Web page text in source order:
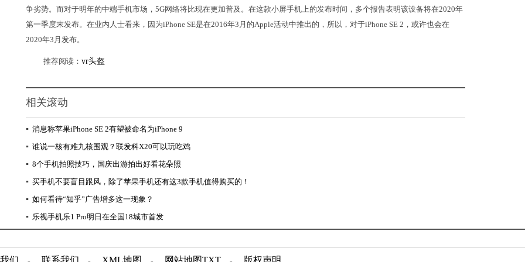
争劣势。而对于明年的中端手机市场，5G网络将比现在更加普及。在这款小屏手机上的发布时间，多个报告表明该设备将在2020年
第一季度末发布。在业内人士看来，因为iPhone SE是在2016年3月的Apple活动中推出的，所以，对于iPhone SE 2，或许也会在
2020年3月发布。
推荐阅读： vr头盔
相关滚动
▪ 消息称苹果iPhone SE 2有望被命名为iPhone 9
▪ 谁说一核有难九核围观？联发科X20可以玩吃鸡
▪ 8个手机拍照技巧，国庆出游拍出好看花朵照
▪ 买手机不要盲目跟风，除了苹果手机还有这3款手机值得购买的！
▪ 如何看待“知乎”广告增多这一现象？
▪ 乐视手机乐1 Pro明日在全国18城市首发